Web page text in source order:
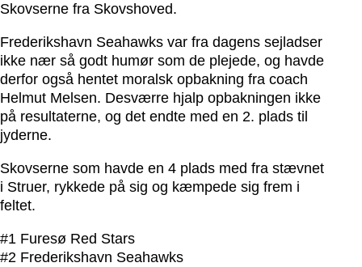
Skovserne fra Skovshoved.
Frederikshavn Seahawks var fra dagens sejladser
ikke nær så godt humør som de plejede, og havde
derfor også hentet moralsk opbakning fra coach
Helmut Melsen. Desværre hjalp opbakningen ikke
på resultaterne, og det endte med en 2. plads til
jyderne.
Skovserne som havde en 4 plads med fra stævnet
i Struer, rykkede på sig og kæmpede sig frem i
feltet.
#1 Furesø Red Stars
#2 Frederikshavn Seahawks